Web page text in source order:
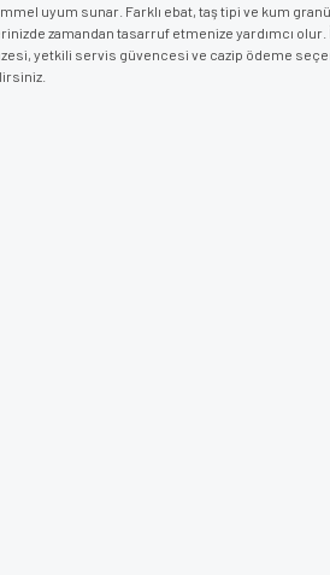
uyum sunar. Farklı ebat, taş tipi ve kum
zamandan tasarruf etmenize yardımcı
yetkili servis güvencesi ve cazip ödeme